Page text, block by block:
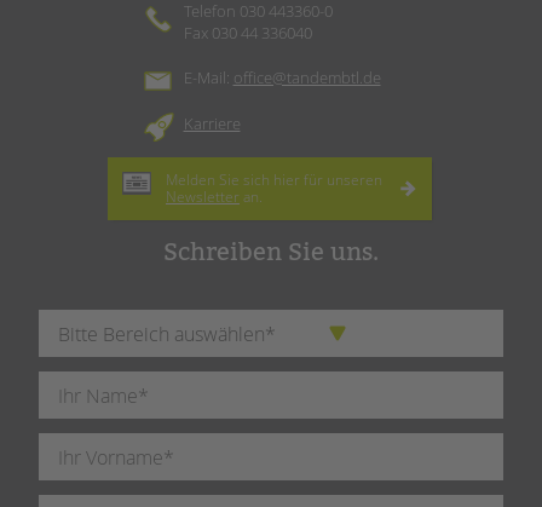
Telefon 030 443360-0
Fax 030 44 336040
E-Mail: office@tandembtl.de
Karriere
Melden Sie sich hier für unseren
Newsletter an.
Schreiben Sie uns.